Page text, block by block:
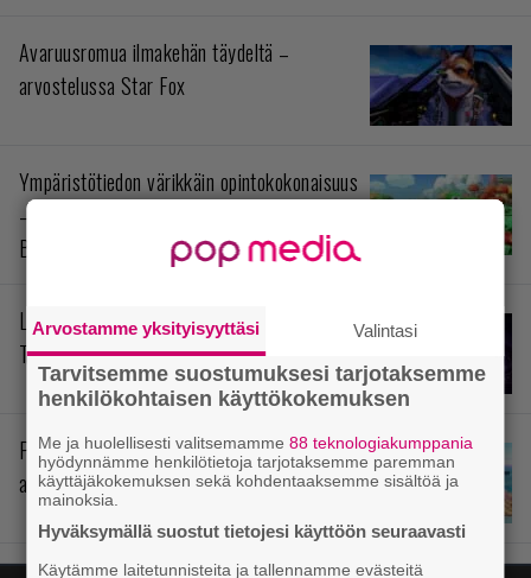
Avaruusromua ilmakehän täydeltä –
arvostelussa Star Fox
Ympäristötiedon värikkäin opintokokonaisuus
– arvostelussa Yoshi and the Mysterious
Book
Levoton prinssi siellä odottaa – arvostelussa
The Rogue Prince of Persia
Pokémonit stressihelpotuksena –
arvostelussa Pokémon Pokopia
Arvostamme yksityisyyttäsi Valintasi
Tarvitsemme suostumuksesi tarjotaksemme
henkilökohtaisen käyttökokemuksen
Me ja huolellisesti valitsemamme88 teknologiakumppania
hyödynnämme henkilötietoja tarjotaksemme paremman
käyttäjäkokemuksen sekä kohdentaaksemme sisältöä ja
mainoksia.
Hyväksymällä suostut tietojesi käyttöön seuraavasti
Käytämme laitetunnisteita ja tallennamme evästeitä